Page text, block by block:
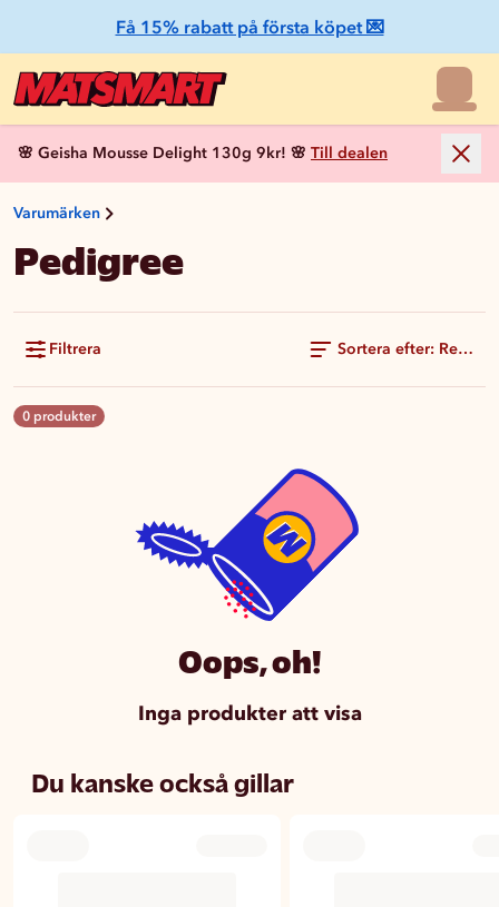
Få 15% rabatt på första köpet 💌
🌸 Geisha Mousse Delight 130g 9kr! 🌸 Till dealen
Varumärken
Pedigree
Filtrera Sortera efter:
0 produkter
Oops, oh!
Inga produkter att visa
Du kanske också gillar